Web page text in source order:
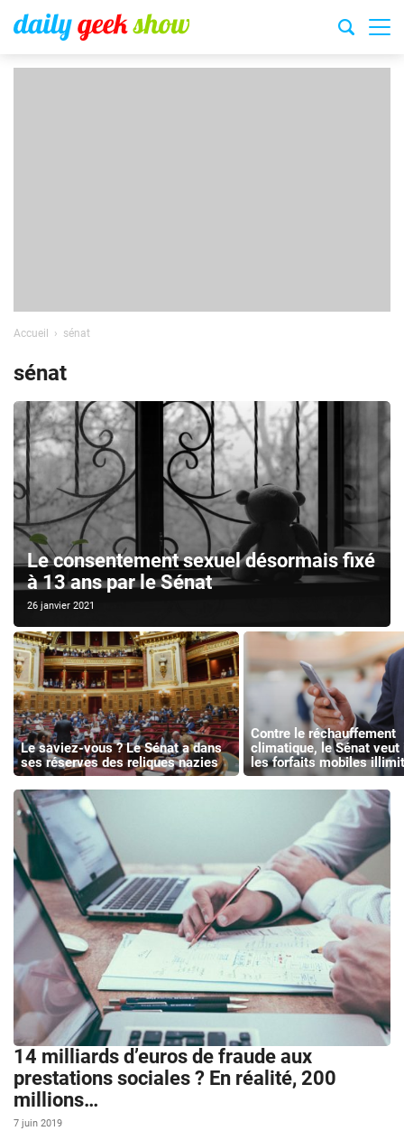
Accueil sénat
sénat
Le consentement sexuel désormais fixé
à 13 ans par le Sénat
26 janvier 2021
Le saviez-vous ? Le Sénat a dans
ses réserves des reliques nazies
Contre le réchauffement
climatique, le Sénat veut
les forfaits mobiles
14 milliards d’euros de fraude aux
prestations sociales ? En réalité, 200
millions…
7 juin 2019